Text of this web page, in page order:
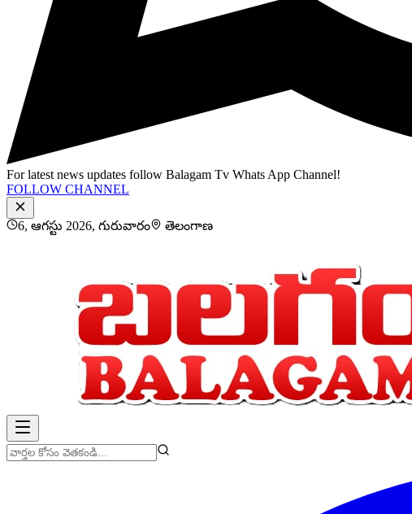
For latest news updates follow Balagam Tv Whats App Channel!
FOLLOW CHANNEL
6, ఆగస్టు 2026, గురువారం తెలంగాణ